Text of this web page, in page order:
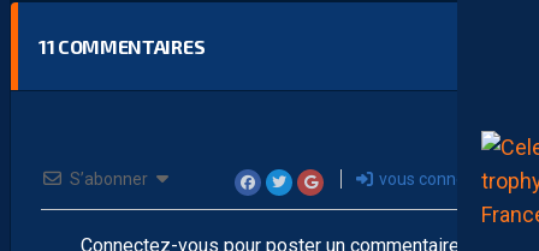
11 COMMENTAIRES
S’abonner vous connecter
Connectez-vous pour poster un commentaire